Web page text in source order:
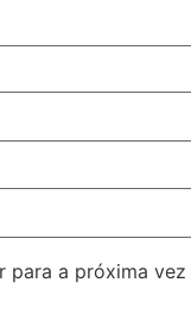
para a próxima